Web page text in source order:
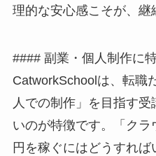
理的な安心感こそが、継
#### 副業・個人制作に
CatworkSchoolは、転職
人での制作」を目指す
いのが特徴です。「ク
円を稼ぐにはどうすれ